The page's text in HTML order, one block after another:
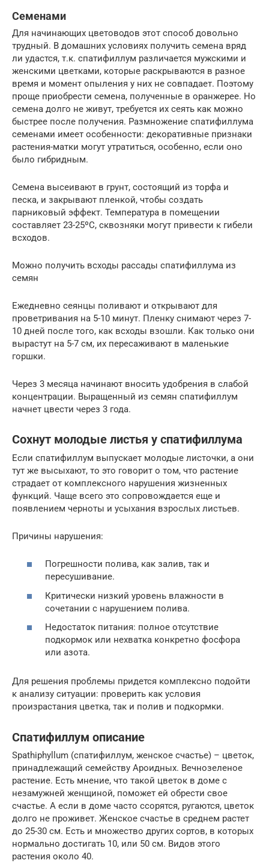
Семенами
Для начинающих цветоводов этот способ довольно
трудный. В домашних условиях получить семена вряд
ли удастся, т.к. спатифиллум различается мужскими и
женскими цветками, которые раскрываются в разное
время и момент опыления у них не совпадает. Поэтому
проще приобрести семена, полученные в оранжерее. Но
семена долго не живут, требуется их сеять как можно
быстрее после получения. Размножение спатифиллума
семенами имеет особенности: декоративные признаки
растения-матки могут утратиться, особенно, если оно
было гибридным.
Семена высеивают в грунт, состоящий из торфа и
песка, и закрывают пленкой, чтобы создать
парниковый эффект. Температура в помещении
составляет 23-25ºС, сквозняки могут привести к гибели
всходов.
Можно получить всходы рассады спатифиллума из
семян
Ежедневно сеянцы поливают и открывают для
проветривания на 5-10 минут. Пленку снимают через 7-
10 дней после того, как всходы взошли. Как только они
вырастут на 5-7 см, их пересаживают в маленькие
горшки.
Через 3 месяца начинают вносить удобрения в слабой
концентрации. Выращенный из семян спатифиллум
начнет цвести через 3 года.
Сохнут молодые листья у спатифиллума
Если спатифиллум выпускает молодые листочки, а они
тут же высыхают, то это говорит о том, что растение
страдает от комплексного нарушения жизненных
функций. Чаще всего это сопровождается еще и
появлением черноты и усыхания взрослых листьев.
Причины нарушения:
Погрешности полива, как залив, так и
пересушивание.
Критически низкий уровень влажности в
сочетании с нарушением полива.
Недостаток питания: полное отсутствие
подкормок или нехватка конкретно фосфора
или азота.
Для решения проблемы придется комплексно подойти
к анализу ситуации: проверить как условия
произрастания цветка, так и полив и подкормки.
Спатифиллум описание
Spathiphyllum (спатифиллум, женское счастье) – цветок,
принадлежащий семейству Ароидных. Вечнозеленое
растение. Есть мнение, что такой цветок в доме с
незамужней женщиной, поможет ей обрести свое
счастье. А если в доме часто ссорятся, ругаются, цветок
долго не проживет. Женское счастье в среднем растет
до 25-30 см. Есть и множество других сортов, в которых
нормально достигать 10, или 50 см. Видов этого
растения около 40.